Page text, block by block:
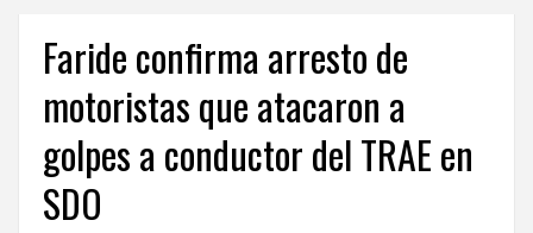
ECONOMÍA
DEPORTES
ENTRETENIMIENTO
Faride confirma arresto de
motoristas que atacaron a
golpes a conductor del TRAE en
SDO